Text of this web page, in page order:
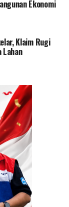
Ekonomi
Klaim Rugi